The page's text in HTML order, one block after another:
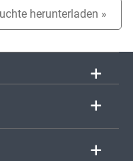
herunterladen »